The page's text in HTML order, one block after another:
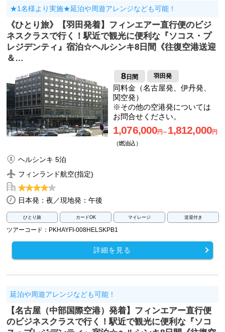
★1名様より実施★延泊や周遊アレンジなども可能！
《ひとり旅》【羽田発着】フィンエアー直行便のビジ
ネスクラスで行く！駅近で観光に便利な『ソコス・プ
レジデンティ』宿泊☆ヘルシンキ8日間《往復空港送迎
＆…
8日間 羽田発
同料金（名古屋発、伊丹発、
関空発）
※その他の空港発については
お問合せください。
1,076,000円～ 1,812,000円
（燃油込）
ヘルシンキ 5泊
フィンランド航空(指定)
日本発：夜／現地発：午後
ひとり旅 カードOK マイレージ 送迎付き
ツアーコード：PKHAYFI-008HELSKPB1
詳細を見る
延泊や周遊アレンジなども可能！
【名古屋（中部国際空港）発着】フィンエアー直行便
のビジネスクラスで行く！駅近で観光に便利な『ソコ